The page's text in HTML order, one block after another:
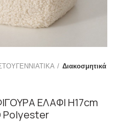
Διακοσμητικά
ΕΛΑΦΙ H17cm
Polyester